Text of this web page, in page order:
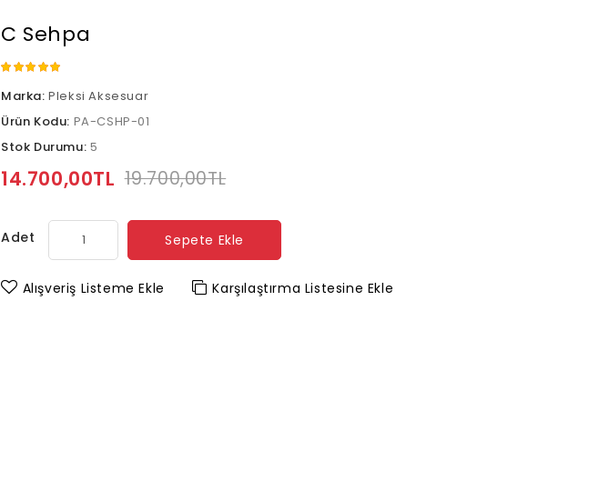
C Sehpa
Marka:Pleksi Aksesuar
Ürün Kodu: PA-CSHP-01
Stok Durumu: 5
14.700,00TL 19.700,00TL
Adet Sepete Ekle
Alışveriş Listeme Ekle Karşılaştırma Listesine Ekle